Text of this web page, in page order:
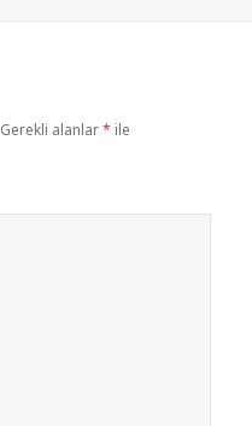
Gerekli alanlar* ile